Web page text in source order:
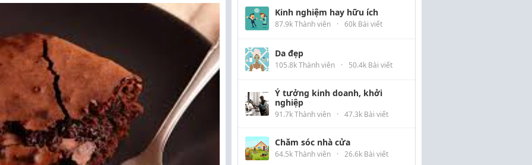
Kinh nghiệm hay hữu ích
87.9k Thành viên · 60k Bài viết
Da đẹp
105.8k Thành viên · 50.4k Bài viết
Ý tưởng kinh doanh, khởi
nghiệp
91.7k Thành viên · 47.3k Bài viết
Chăm sóc nhà cửa
64.5k Thành viên · 26.6k Bài viết